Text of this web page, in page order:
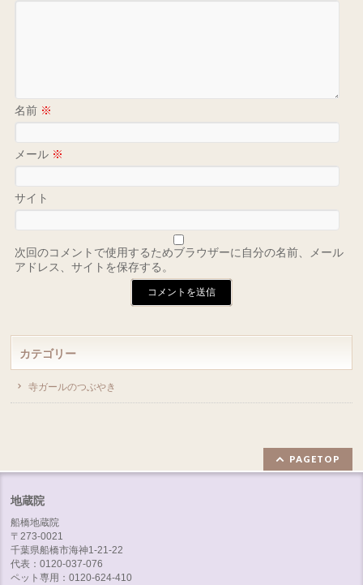
名前 ※
メール ※
サイト
次回のコメントで使用するためブラウザーに自分の名前、メール
アドレス、サイトを保存する。
カテゴリー
寺ガールのつぶやき
PAGETOP
地蔵院
船橋地蔵院
〒273-0021
千葉県船橋市海神1-21-22
代表：0120-037-076
ペット専用：0120-624-410